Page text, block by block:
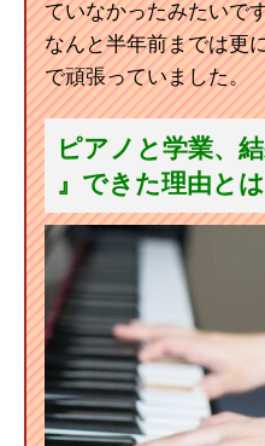
ていなかったみたいで
なんと半年前までは更
で頑張っていました。
ピアノと学業、
』できた理由とは